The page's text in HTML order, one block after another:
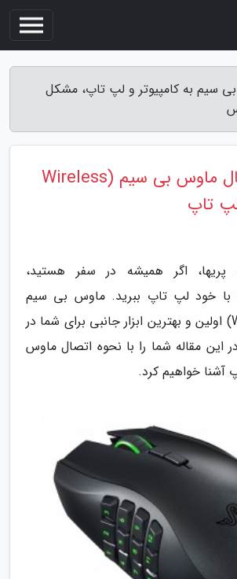
سیم به کامپیوتر و لپ تاپ، مشکل
راهنمای اتصال ماوس بی سیم (Wireless
اگر همیشه در سفر هستید،
با خود لپ تاپ ببرید. ماوس بی سیم
(Wireless Mouse) اولین و بهترین ابزار جانبی برای شما در
این مقاله شما را با نحوه اتصال ماوس
خواهیم کرد.